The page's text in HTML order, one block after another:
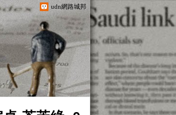
udn網路城邦